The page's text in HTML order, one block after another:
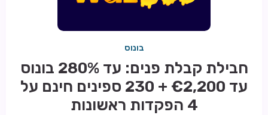
בונוס
חבילת קבלת פנים: עד 280% בונוס
עד €2,200 + 230 ספינים חינם על
4 הפקדות ראשונות